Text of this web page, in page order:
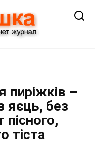
пиріжків –
яєць, без
тіста